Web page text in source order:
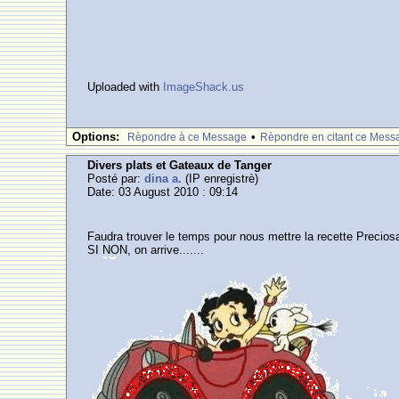
Uploaded with ImageShack.us
Options: Rèpondre à ce Message • Rèpondre en citant ce
Divers plats et Gateaux de Tanger
Posté par:dina a. (IP enregistrè)
Date: 03 August 2010 : 09:14
Faudra trouver le temps pour nous mettre la recette
SI NON, on arrive.......